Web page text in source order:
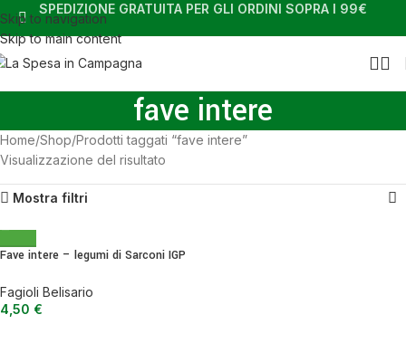
Skip to navigation
Skip to main content
SPEDIZIONE GRATUITA PER GLI ORDINI SOPRA I 99€
fave intere
Home Shop Prodotti taggati “fave intere”
Visualizzazione del risultato
Mostra filtri
Fave intere – legumi di Sarconi IGP
Fagioli Belisario
4,50 €